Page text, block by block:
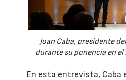
Joan Caba, presidente
durante su ponencia en
En esta entrevista, Caba